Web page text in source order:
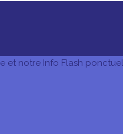
et notre Info Flash ponctuel